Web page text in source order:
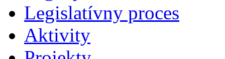
Legislatí­vny proces
Aktivity